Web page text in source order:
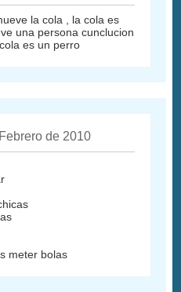
la cola , la cola es
una persona cunclucion
es un perro
de 2010
meter bolas